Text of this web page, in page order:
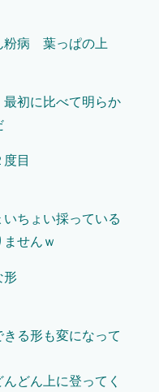
初に比べて明らか
ちょい採っている
せんｗ
る形も変になって
どん上に登ってく